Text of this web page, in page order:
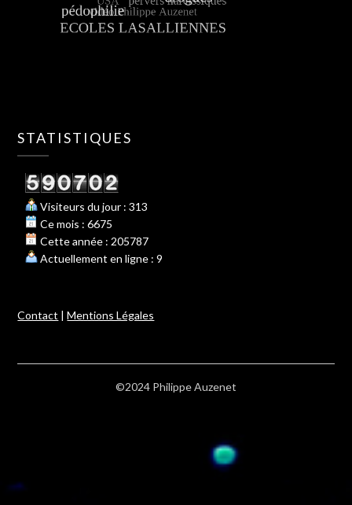
STATISTIQUES
Visiteurs du jour : 313
Ce mois : 6675
Cette année : 205787
Actuellement en ligne : 9
Contact |Mentions Légales
©2024 Philippe Auzenet